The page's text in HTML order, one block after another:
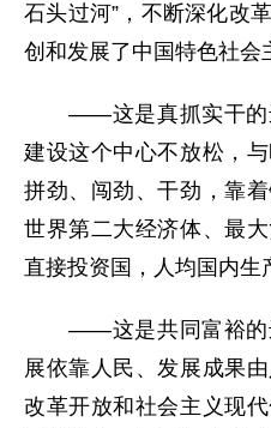
石头过河”，不断深化改
创和发展了中国特色社会
——这是真抓实干的
建设这个中心不放松，
拼劲、闯劲、干劲，靠
世界第二大经济体、最
直接投资国，人均国内生
——这是共同富裕的
展依靠人民、发展成果
改革开放和社会主义现